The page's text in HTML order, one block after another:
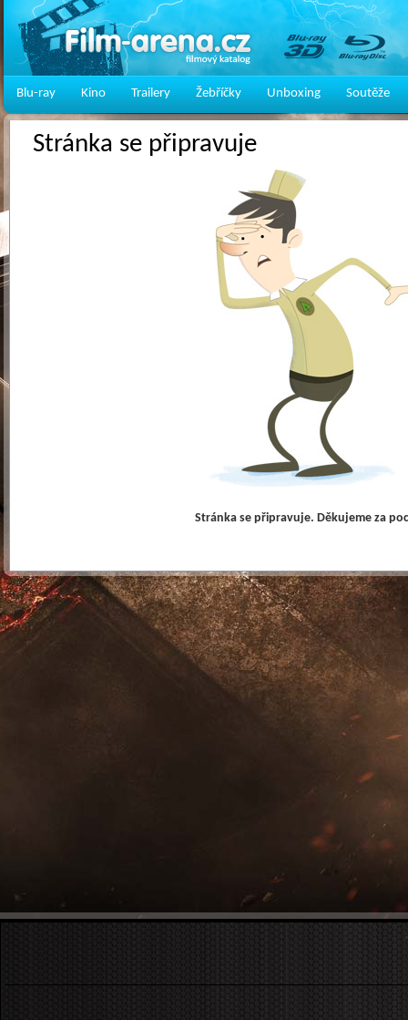
Blu-ray Kino Trailery Žebříčky Unboxing Soutěže
Stránka se připravuje
Stránka se připravuje. Děkujeme za